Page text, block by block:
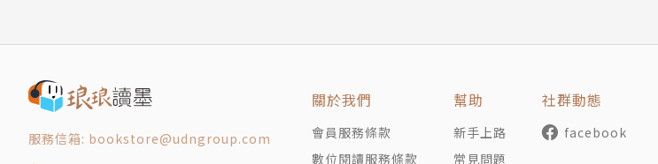
服務信箱: bookstore@udngroup.com
關於我們
會員服務條款
數位閱讀服務條款
幫助
新手上路
常見問題
社群動態
facebook